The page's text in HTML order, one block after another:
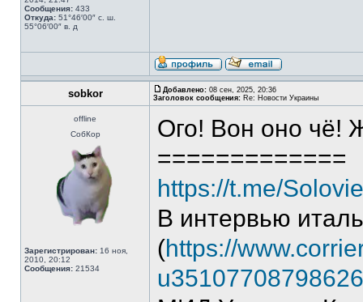
Сообщения: 433
Откуда: 51°46′00″ с. ш.
55°06′00″ в. д
sobkor Добавлено: 08 сен, 2025, 20:36
Заголовок сообщения: Re: Новости Украины
offline
СобКор
Зарегистрирован: 16 ноя,
2010, 20:12
Сообщения: 21534
Ого! Вон оно чё!
=============
https://t.me/
В интервью
(https://